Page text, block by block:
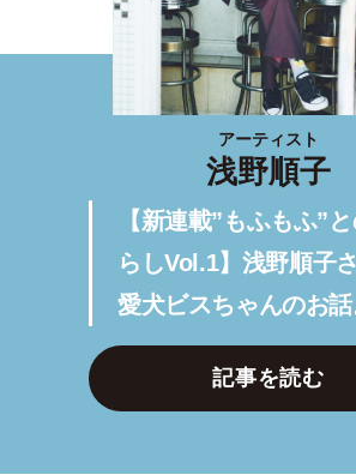
アーティスト
浅野順子
【新連載”もふもふ”
らしVol.1】浅野順子
愛犬ビスちゃんのお話
記事を読む